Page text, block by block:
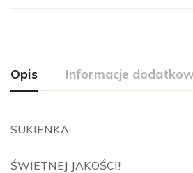
Opis Informacje
SUKIENKA
ŚWIETNEJ JAKOŚCI!